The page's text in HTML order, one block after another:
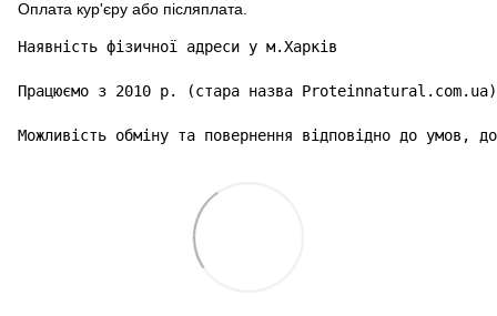
Оплата кур'єру або післяплата.
Наявність фізичної адреси у м.Харків
Працюємо з 2010 р. (стара назва Proteinnatural.com.ua)
Можливість обміну та повернення відповідно до умов,